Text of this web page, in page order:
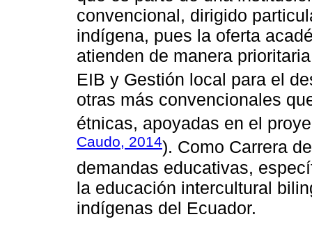
convencional, dirigido
indígena, pues la oferta
atienden de manera
EIB y Gestión local para el
otras más convencionales
étnicas, apoyadas en el
Caudo, 2014). Como Carrera
demandas educativas,
la educación intercultural
indígenas del Ecuador.